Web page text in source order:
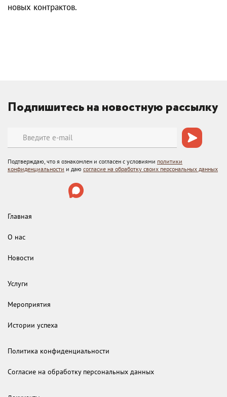
новых контрактов.
Подпишитесь на новостную рассылку
Подтверждаю, что я ознакомлен и согласен с условиями политики
конфиденциальности и даю согласие на обработку своих персональных данных
Главная
О нас
Новости
Услуги
Мероприятия
Истории успеха
Политика конфиденциальности
Согласие на обработку персональных данных